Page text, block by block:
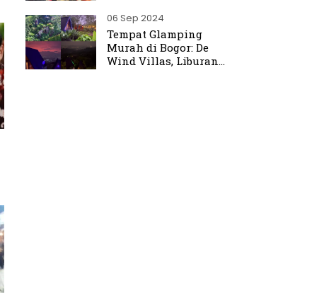
06 Sep 2024
Tempat Glamping
Murah di Bogor: De
Wind Villas, Liburan